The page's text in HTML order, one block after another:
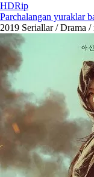
HDRip
Parchalangan yuraklar
2019 Seriallar / Drama